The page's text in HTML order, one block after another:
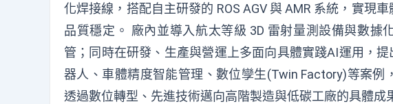
化焊接線，搭配自主研發的 ROS AGV 與 AMR 系統，實現
品質穩定。 廠內並導入航太等級 3D 雷射量測設備與數據
管；同時在研發、生產與營運上多面向具體實踐AI運用，
器人、車體精度智能管理、數位孿生(Twin Factory)等案例
透過數位轉型、先進技術邁向高階製造與低碳工廠的具體成